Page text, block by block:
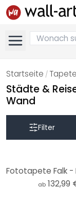
Startseite /
Städte &
Wand
Filter
ab 132,99